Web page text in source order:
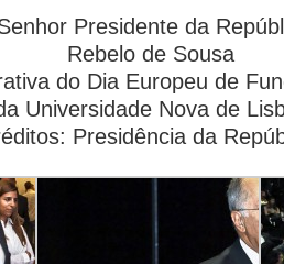
Presidente da
Rebelo de Sousa
do Dia Europeu de
Universidade Nova de
Presidência da